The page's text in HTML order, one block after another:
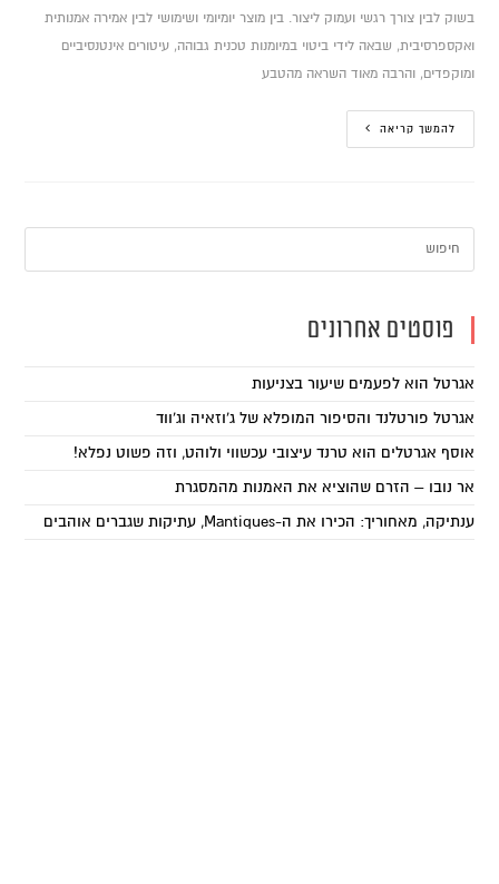
בשוק לבין צורך רגשי ועמוק ליצור. בין מוצר יומיומי ושימושי לבין אמירה אמנותית
ואקספרסיבית, שבאה לידי ביטוי במיומנות טכנית גבוהה, עיטורים אינטנסיביים
ומוקפדים, והרבה מאוד השראה מהטבע
להמשך קריאה
פוסטים אחרונים
אגרטל הוא לפעמים שיעור בצניעות
אגרטל פורטלנד והסיפור המופלא של ג'וזאיה וג'ווד
אוסף אגרטלים הוא טרנד עיצובי עכשווי ולוהט, וזה פשוט נפלא!
אר נובו – הזרם שהוציא את האמנות מהמסגרת
ענתיקה, מאחוריך: הכירו את ה-Mantiques, עתיקות שגברים אוהבים